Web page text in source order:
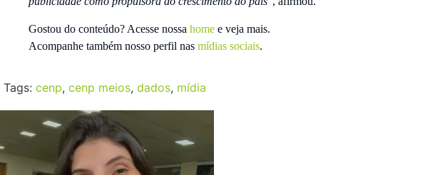
Gostou do conteúdo? Acesse nossa home e veja mais.
Acompanhe também nosso perfil nas mídias sociais.
Tags: cenp, cenp meios, dados, mídia